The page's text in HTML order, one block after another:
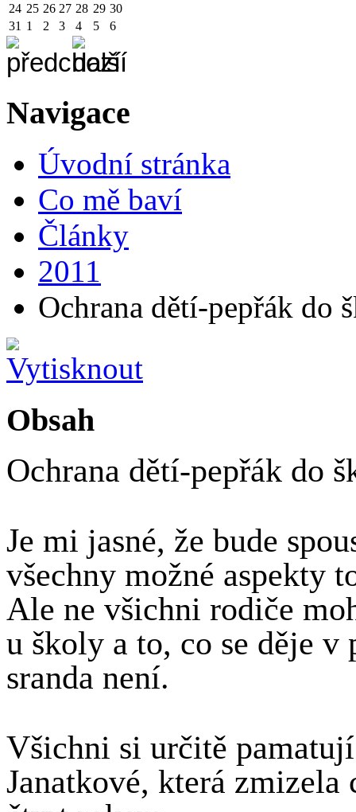
24 25 26 27 28 29 30
31 1 2 3 4 5 6
Navigace
Úvodní stránka
Co mě baví
Články
2011
Ochrana dětí-pepřák do
Obsah
Ochrana dětí-pepřák do
Je mi jasné, že bude
všechny možné aspekty
Ale ne všichni rodiče
u školy a to, co se děje v
sranda není.
Všichni si určitě
Janatkové, která zmizela